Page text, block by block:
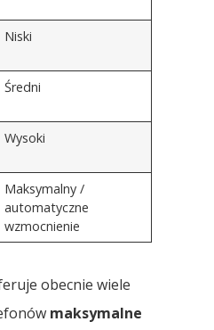
Niski
Średni
Wysoki
Maksymalny /
automatyczne
wzmocnienie
obecnie wiele
maksymalne